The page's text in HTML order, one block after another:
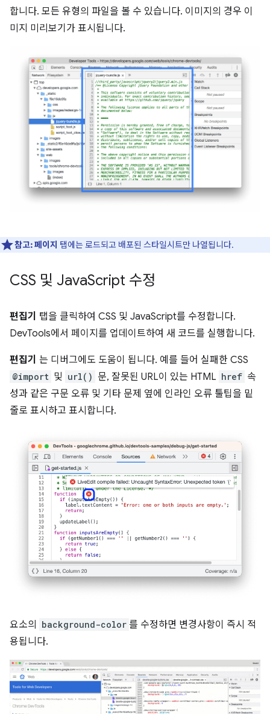
합니다. 모든 유형의 파일을 볼 수 있습니다. 이미지의 경우 이
미지 미리보기가 표시됩니다.
참고:페이지 탭에는 로드되고 배포된 스타일시트만 나열됩니다.
CSS 및 JavaScript 수정
편집기 탭을 클릭하여 CSS 및 JavaScript를 수정합니다.
DevTools에서 페이지를 업데이트하여 새 코드를 실행합니다.
편집기 는 디버그에도 도움이 됩니다. 예를 들어 실패한 CSS
@import 및 url() 문, 잘못된 URL이 있는 HTML href 속
성과 같은 구문 오류 및 기타 문제 옆에 인라인 오류 툴팁을 밑
줄로 표시하고 표시합니다.
요소의 background-color 를 수정하면 변경사항이 즉시 적
용됩니다.